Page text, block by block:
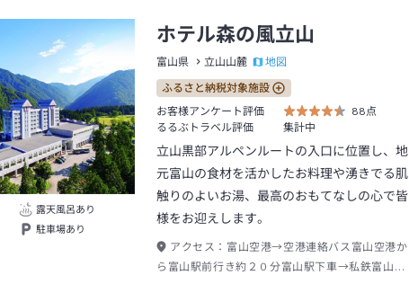
露天風呂あり
駐車場あり
ホテル森の風立山
富山県 立山山麓 地図
ふるさと納税対象施設
お客様アンケート評価
88点
るるぶトラベル評価
集計中
立山黒部アルペンルートの入口に位置し、地
元富山の食材を活かしたお料理や湧きでる肌
触りのよいお湯、最高のおもてなしの心で皆
様をお迎えします。
アクセス： 富山空港→空港連絡バス富山空港か
ら富山駅前行き約２０分富山駅下車→私鉄富山地